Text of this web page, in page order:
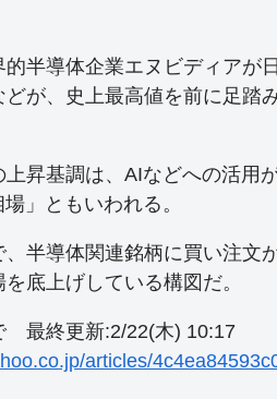
的半導体企業エヌビディアが
どが、史上最高値を前に足
上昇基調は、AIなどへの活用
場」ともいわれる。
、半導体関連銘柄に買い注文
底上げしている構図だ。
最終更新:2/22(木) 10:17
articles/